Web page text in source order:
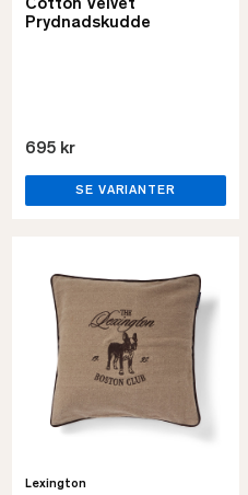
Cotton Velvet
Prydnadskudde
695 kr
SE VARIANTER
Lexington